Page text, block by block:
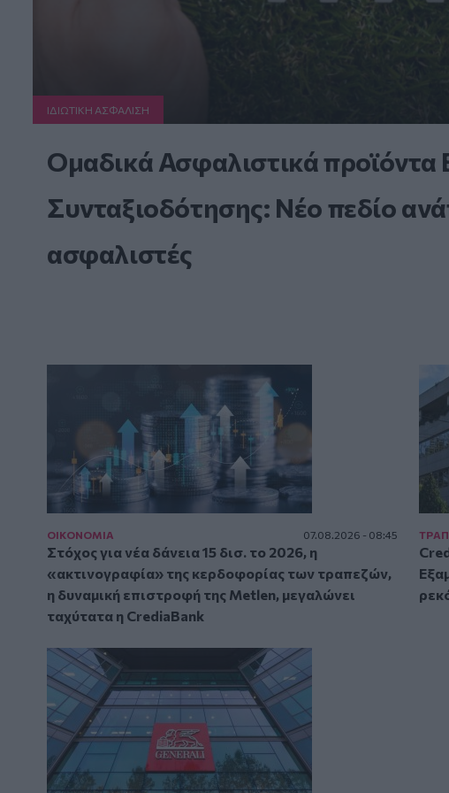
ΙΔΙΩΤΙΚΗ ΑΣΦAΛΙΣΗ
Ομαδικά Ασφαλιστικά προϊόντα
Συνταξιοδότησης: Νέο πεδίο
ασφαλιστές
ΟΙΚΟΝΟΜΙΑ 07.08.2026 - 08:45
Στόχος για νέα δάνεια 15 δισ. το 2026, η
«ακτινογραφία» της κερδοφορίας των τραπεζών,
η δυναμική επιστροφή της Metlen, μεγαλώνει
ταχύτατα η CrediaBank